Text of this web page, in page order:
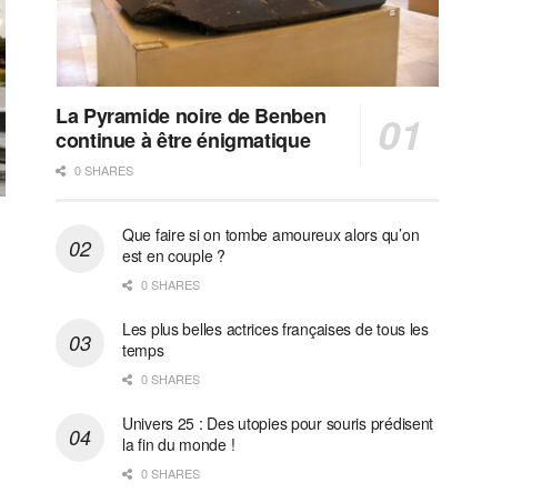
La Pyramide noire de Benben
continue à être énigmatique
0 SHARES
Que faire si on tombe amoureux alors qu’on
est en couple ?
0 SHARES
Les plus belles actrices françaises de tous les
temps
0 SHARES
Univers 25 : Des utopies pour souris prédisent
la fin du monde !
0 SHARES